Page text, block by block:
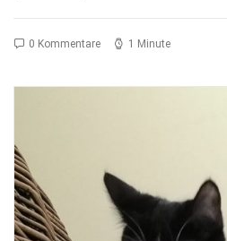
0 Kommentare 1 Minute